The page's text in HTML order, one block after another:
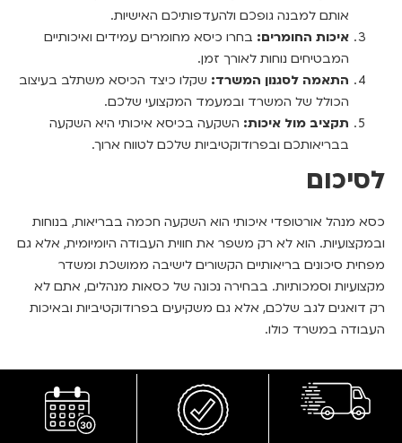
אותם למבנה גופכם ולהעדפותיכם האישיות.
איכות החומרים: בחרו כיסא מחומרים עמידים ואיכותיים
המבטיחים נוחות לאורך זמן.
התאמה לסגנון המשרד: שקלו כיצד הכיסא משתלב בעיצוב
הכולל של המשרד ובמעמד המקצועי שלכם.
תקציב מול איכות: השקעה בכיסא איכותי היא השקעה
בבריאותכם ובפרודוקטיביות שלכם לטווח ארוך.
לסיכום
כסא מנהל אורטופדי איכותי הוא השקעה חכמה בבריאות, בנוחות
ובמקצועיות. הוא לא רק משפר את חווית העבודה היומיומית, אלא גם
מפחית סיכונים בריאותיים הקשורים לישיבה ממושכת ומשדר
מקצועיות וסמכותיות. בבחירה נכונה של כסאות מנהלים, אתם לא
רק דואגים לגב שלכם, אלא גם משקיעים בפרודוקטיביות ובאיכות
העבודה במשרד כולו.